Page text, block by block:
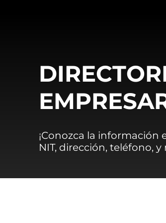
¡Conozca la información
NIT, dirección, teléfono,